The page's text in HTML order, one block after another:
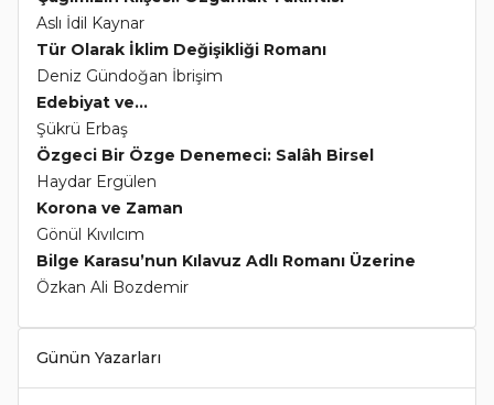
Aslı İdil Kaynar
Tür Olarak İklim Değişikliği Romanı
Deniz Gündoğan İbrişim
Edebiyat ve...
Şükrü Erbaş
Özgeci Bir Özge Denemeci: Salâh Birsel
Haydar Ergülen
Korona ve Zaman
Gönül Kıvılcım
Bilge Karasu’nun Kılavuz Adlı Romanı Üzerine
Özkan Ali Bozdemir
Günün Yazarları